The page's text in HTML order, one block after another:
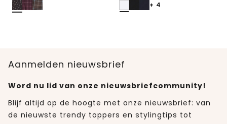
+ 4
Aanmelden nieuwsbrief
Word nu lid van onze nieuwsbriefcommunity!
Blijf altijd op de hoogte met onze nieuwsbrief: van
de nieuwste trendy toppers en stylingtips tot